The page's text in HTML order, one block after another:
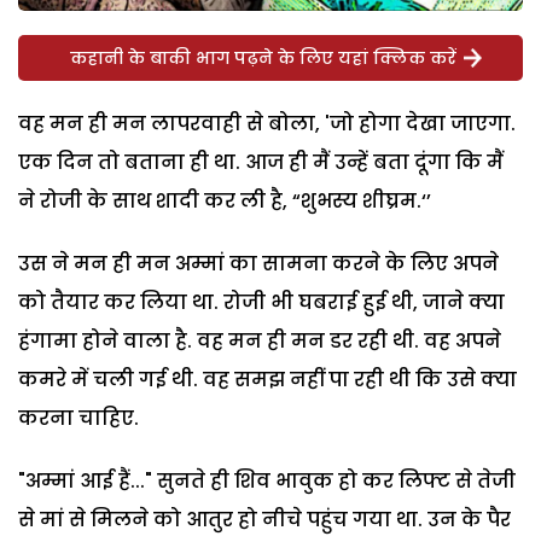
कहानी के बाकी भाग पढ़ने के लिए यहां क्लिक करें
वह मन ही मन लापरवाही से बोला, 'जो होगा देखा जाएगा.
एक दिन तो बताना ही था. आज ही मैं उन्हें बता दूंगा कि मैं
ने रोजी के साथ शादी कर ली है, “शुभस्य शीघ्रम.‘’
उस ने मन ही मन अम्मां का सामना करने के लिए अपने
को तैयार कर लिया था. रोजी भी घबराई हुई थी, जाने क्या
हंगामा होने वाला है. वह मन ही मन डर रही थी. वह अपने
कमरे में चली गई थी. वह समझ नहीं पा रही थी कि उसे क्या
करना चाहिए.
"अम्मां आई हैं..." सुनते ही शिव भावुक हो कर लिफ्ट से तेजी
से मां से मिलने को आतुर हो नीचे पहुंच गया था. उन के पैर